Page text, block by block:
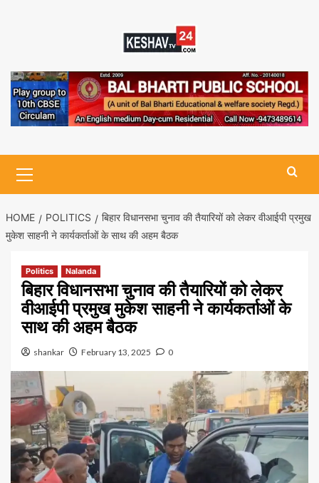
Menu
HOME POLITICS
बिहार विधानसभा चुनाव की तैयारियों को लेकर वीआईपी प्रमुख
मुकेश साहनी ने कार्यकर्ताओं के साथ की अहम बैठक
Politics Nalanda
बिहार विधानसभा चुनाव की तैयारियों को लेकर
वीआईपी प्रमुख मुकेश साहनी ने कार्यकर्ताओं के
साथ की अहम बैठक
shankar February 13, 2025 0